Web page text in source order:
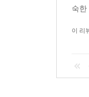
숙
이 리